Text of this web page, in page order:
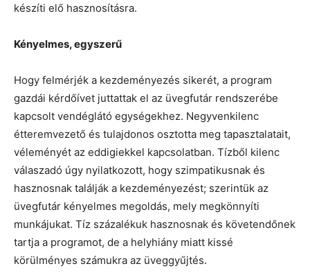
készíti elő hasznosításra.
Kényelmes, egyszerű
Hogy felmérjék a kezdeményezés sikerét, a program
gazdái kérdőívet juttattak el az üvegfutár rendszerébe
kapcsolt vendéglátó egységekhez. Negyvenkilenc
étteremvezető és tulajdonos osztotta meg tapasztalatait,
véleményét az eddigiekkel kapcsolatban. Tízből kilenc
válaszadó úgy nyilatkozott, hogy szimpatikusnak és
hasznosnak találják a kezdeményezést; szerintük az
üvegfutár kényelmes megoldás, mely megkönnyíti
munkájukat. Tíz százalékuk hasznosnak és követendőnek
tartja a programot, de a helyhiány miatt kissé
körülményes számukra az üveggyűjtés.